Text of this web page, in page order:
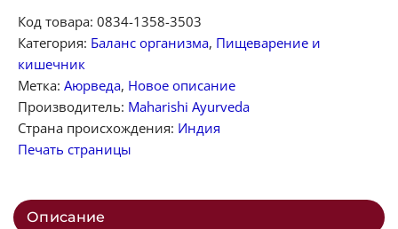
Код товара: 0834-1358-3503
Категория: Баланс организма, Пищеварение и
кишечник
Метка: Аюрведа, Новое описание
Производитель: Maharishi Ayurveda
Страна происхождения: Индия
Печать страницы
Описание